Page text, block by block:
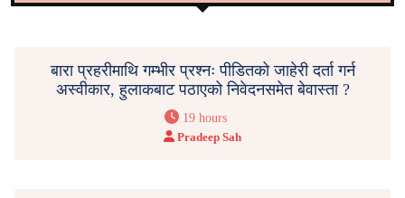
बारा प्रहरीमाथि गम्भीर प्रश्नः पीडितको जाहेरी दर्ता गर्न
अस्वीकार, हुलाकबाट पठाएको निवेदनसमेत बेवास्ता ?
19 hours
Pradeep Sah